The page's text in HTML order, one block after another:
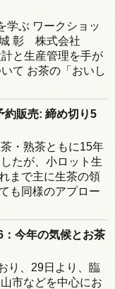
学ぶ ワークショッ
彰 株式会社
と生産管理を手が
て お茶の「おいし
約販売: 締め切り5
・熟茶ともに15年
たが、小ロット生
まで主に生茶の領
も同様のアプロー
今年の気候とお茶
り、29日より、臨
市などを中心にお